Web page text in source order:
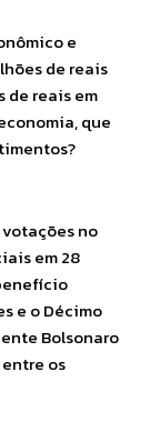
e
de reais
de reais em
que
no
em 28
e o Décimo
Bolsonaro
os